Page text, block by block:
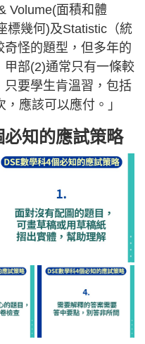
Volume(面積和體
標幾何)及Statistic（統
怪的題型，但多年的
部(2)通常只有一條較
要學生肯溫習，包括
應該可以應付。」
知的應試策略